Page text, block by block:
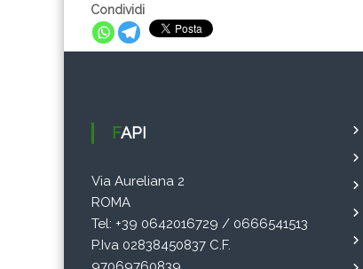
Condividi
FAPI
Via Aureliana 2
ROMA
Tel: +39 0642016729 / 0666541513
P.Iva 02838450837 C.F.